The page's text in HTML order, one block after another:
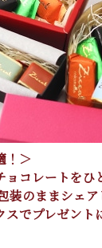
！＞
ョコレートをひ
装のままシェ
スでプレゼント